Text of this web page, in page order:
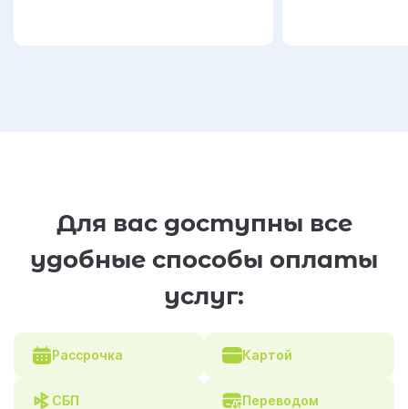
Для вас доступны все
удобные способы оплаты
услуг:
Рассрочка Картой
СБП Переводом